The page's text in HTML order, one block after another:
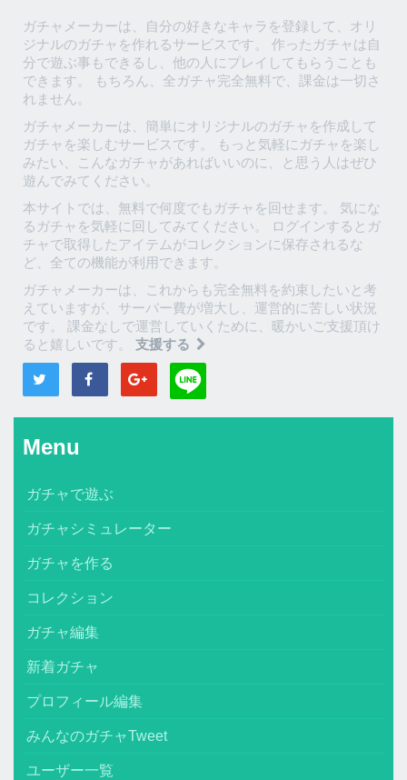
ガチャメーカーは、自分の好きなキャラを登録して、オリ
ジナルのガチャを作れるサービスです。 作ったガチャは自
分で遊ぶ事もできるし、他の人にプレイしてもらうことも
できます。 もちろん、全ガチャ完全無料で、課金は一切さ
れません。
ガチャメーカーは、簡単にオリジナルのガチャを作成して
ガチャを楽しむサービスです。 もっと気軽にガチャを楽し
みたい、こんなガチャがあればいいのに、と思う人はぜひ
遊んでみてください。
本サイトでは、無料で何度でもガチャを回せます。 気にな
るガチャを気軽に回してみてください。 ログインするとガ
チャで取得したアイテムがコレクションに保存されるな
ど、全ての機能が利用できます。
ガチャメーカーは、これからも完全無料を約束したいと考
えていますが、サーバー費が増大し、運営的に苦しい状況
です。 課金なしで運営していくために、暖かいご支援頂け
ると嬉しいです。 支援する
Menu
ガチャで遊ぶ
ガチャシミュレーター
ガチャを作る
コレクション
ガチャ編集
新着ガチャ
プロフィール編集
みんなのガチャTweet
ユーザー一覧